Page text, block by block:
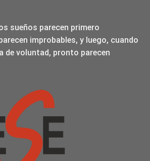
sueños parecen primero
improbables, y luego, cuando
de voluntad, pronto parecen